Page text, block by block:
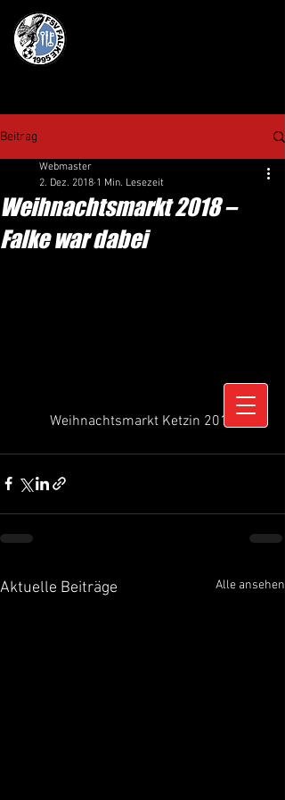
Beitrag
Weihnachtsmarkt 2018 –
Falke war dabei
Webmaster
2. Dez. 2018 1 Min. Lesezeit
Weihnachtsmarkt Ketzin 2018
Aktuelle Beiträge Alle ansehen